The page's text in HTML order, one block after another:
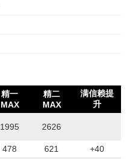
精一
MAX
精二
MAX
满信赖提
升
1995 2626
478 621
+40